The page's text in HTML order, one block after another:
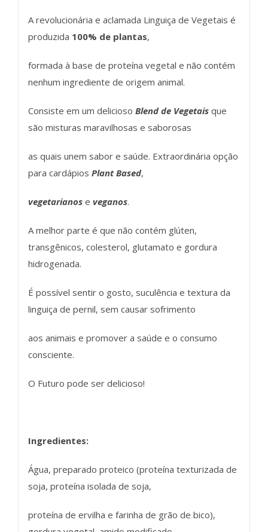
A revolucionária e aclamada Linguiça de Vegetais é
produzida 100% de plantas,
formada à base de proteína vegetal e não contém
nenhum ingrediente de origem animal.
Consiste em um delicioso Blend de Vegetais que
são misturas maravilhosas e saborosas
as quais unem sabor e saúde. Extraordinária opção
para cardápios Plant Based,
vegetarianose veganos.
A melhor parte é que não contém glúten,
transgênicos, colesterol, glutamato e gordura
hidrogenada.
É possível sentir o gosto, suculência e textura da
linguiça de pernil, sem causar sofrimento
aos animais e promover a saúde e o consumo
consciente.
O Futuro pode ser delicioso!
Ingredientes:
Água, preparado proteico (proteína texturizada de
soja, proteína isolada de soja,
proteína de ervilha e farinha de grão de bico),